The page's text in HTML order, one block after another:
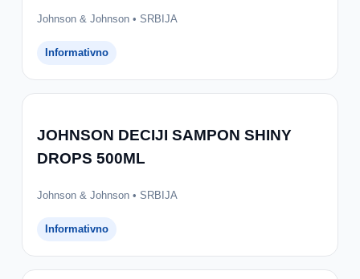
Johnson & Johnson • SRBIJA
Informativno
JOHNSON DECIJI SAMPON SHINY
DROPS 500ML
Johnson & Johnson • SRBIJA
Informativno